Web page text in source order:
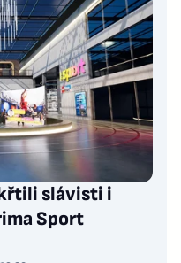
slávisti i
Sport